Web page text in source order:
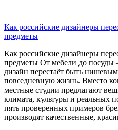
Как российские дизайнеры
предметы
Как российские дизайнеры
предметы От мебели до
дизайн перестаёт быть
повседневную жизнь. Вместо
местные студии предлагают
климата, культуры и реальных
пять проверенных примеров
производят качественные,